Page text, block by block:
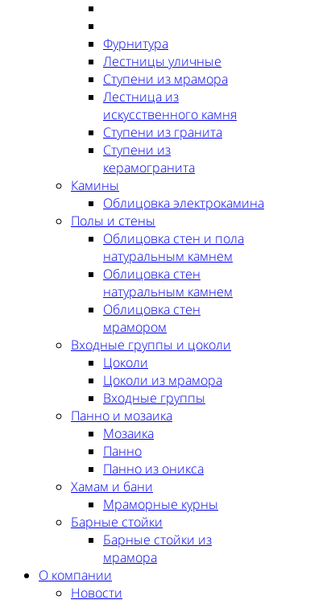
Фурнитура
Лестницы уличные
Ступени из мрамора
Лестница из
искусственного камня
Ступени из гранита
Ступени из
керамогранита
Камины
Облицовка электрокамина
Полы и стены
Облицовка стен и пола
натуральным камнем
Облицовка стен
натуральным камнем
Облицовка стен
мрамором
Входные группы и цоколи
Цоколи
Цоколи из мрамора
Входные группы
Панно и мозаика
Мозаика
Панно
Панно из оникса
Хамам и бани
Мраморные курны
Барные стойки
Барные стойки из
мрамора
О компании
Новости